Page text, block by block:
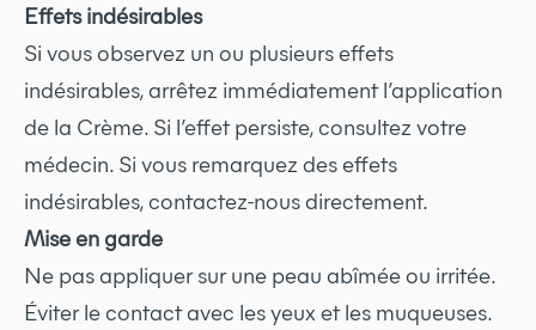
Effets indésirables
Si vous observez un ou plusieurs effets
indésirables, arrêtez immédiatement l’application
de la Crème. Si l’effet persiste, consultez votre
médecin. Si vous remarquez des effets
indésirables, contactez-nous directement.
Mise en garde
Ne pas appliquer sur une peau abîmée ou irritée.
Éviter le contact avec les yeux et les muqueuses.